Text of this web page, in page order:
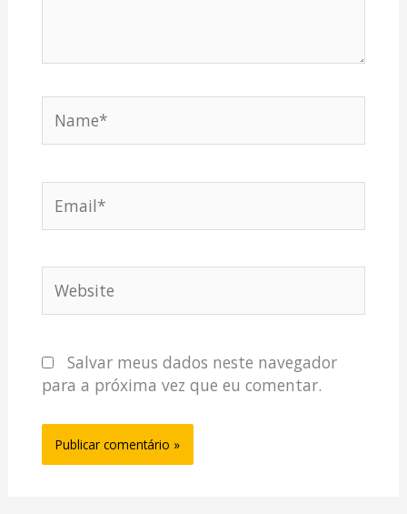
Salvar meus dados neste navegador
para a próxima vez que eu comentar.